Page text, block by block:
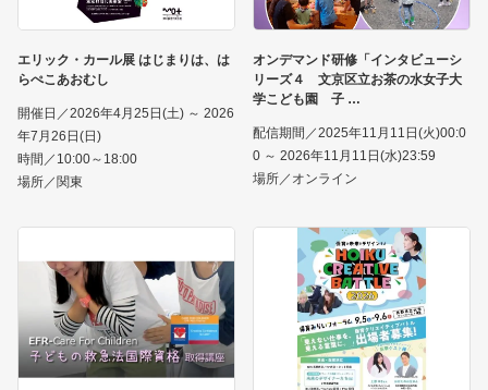
エリック・カール展 はじまりは、は
らぺこあおむし
開催日／2026年4月25日(土) ～ 2026
年7月26日(日)
時間／10:00～18:00
場所／関東
オンデマンド研修「インタビューシ
リーズ４ 文京区立お茶の水女子大
学こども園 子
配信期間／2025年11月11日(火)00:0
0 ～ 2026年11月11日(水)23:59
場所／オンライン